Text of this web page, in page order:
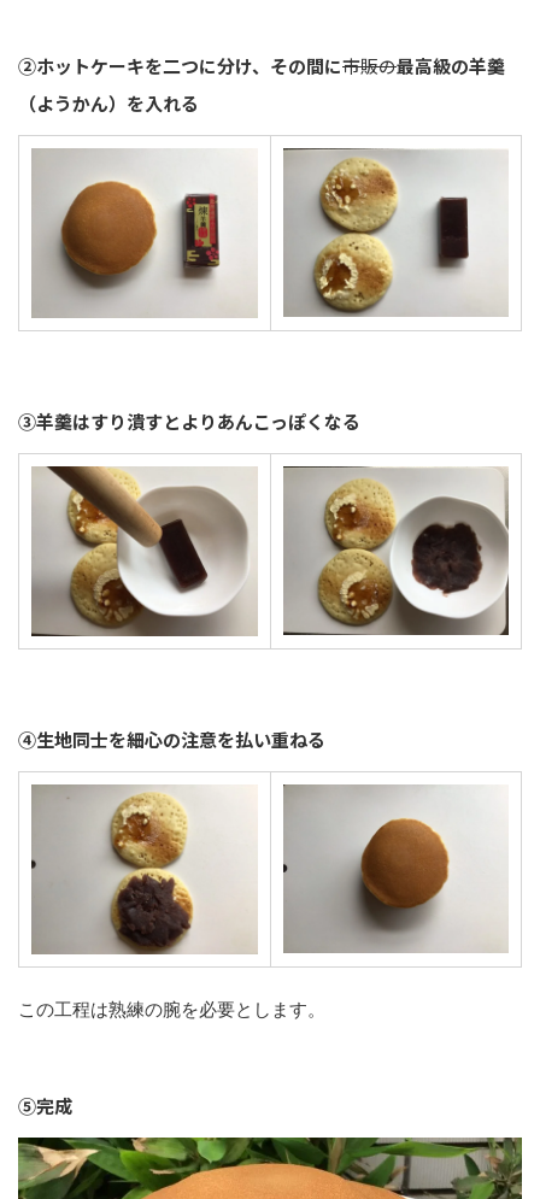
②ホットケーキを二つに分け、その間に市販の最高級の羊羹
（ようかん）を入れる
③羊羹はすり潰すとよりあんこっぽくなる
④生地同士を細心の注意を払い重ねる
この工程は熟練の腕を必要とします。
⑤完成